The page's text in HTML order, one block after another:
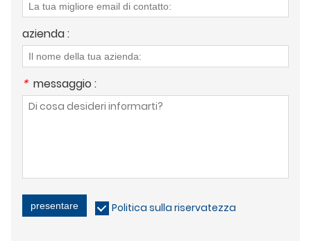
azienda :
* messaggio :
presentare Politica sulla riservatezza